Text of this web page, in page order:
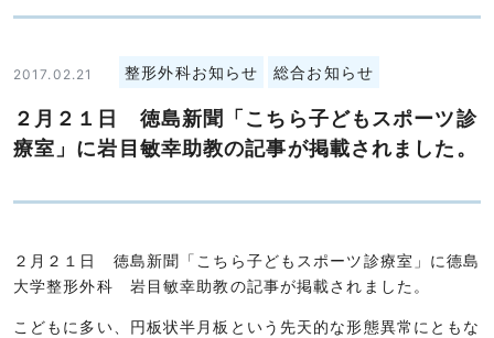
プ
る
2017.02.21 整形外科お知らせ 総合お知らせ
２月２１日 徳島新聞「こちら子どもスポーツ診
療室」に岩目敏幸助教の記事が掲載されました。
２月２１日 徳島新聞「こちら子どもスポーツ診療室」に德島
大学整形外科 岩目敏幸助教の記事が掲載されました。
こどもに多い、円板状半月板という先天的な形態異常にともな